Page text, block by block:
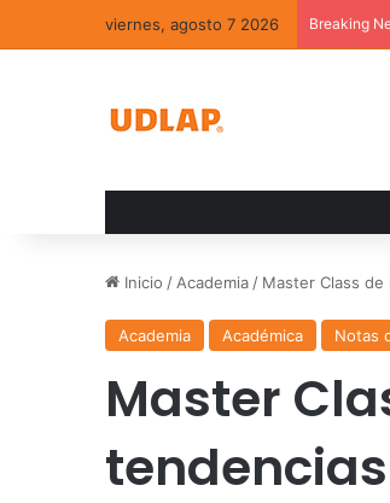
viernes, agosto 7 2026 Breaking
Inicio / Academia / Master Class
Academia Académica Notas
Master